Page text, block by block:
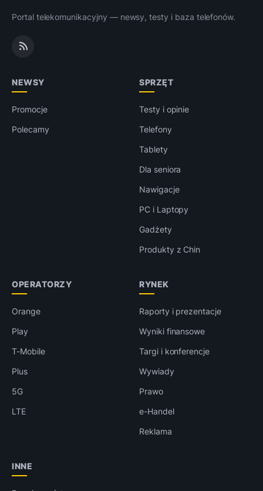
Portal telekomunikacyjny — newsy, testy i baza telefonów.
NEWSY
Promocje
Polecamy
SPRZĘT
Testy i opinie
Telefony
Tablety
Dla seniora
Nawigacje
PC i Laptopy
Gadżety
Produkty z Chin
OPERATORZY
Orange
Play
T-Mobile
Plus
5G
LTE
RYNEK
Raporty i prezentacje
Wyniki finansowe
Targi i konferencje
Wywiady
Prawo
e-Handel
Reklama
INNE